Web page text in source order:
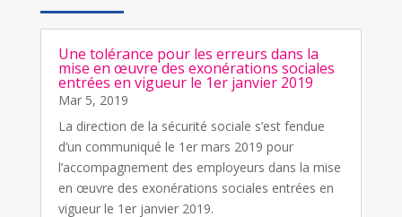
Une tolérance pour les erreurs dans la
mise en œuvre des exonérations sociales
entrées en vigueur le 1er janvier 2019
Mar 5, 2019
La direction de la sécurité sociale s’est fendue
d’un communiqué le 1er mars 2019 pour
l’accompagnement des employeurs dans la mise
en œuvre des exonérations sociales entrées en
vigueur le 1er janvier 2019.